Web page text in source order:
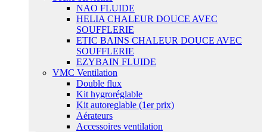
NAO FLUIDE
HELIA CHALEUR DOUCE AVEC
SOUFFLERIE
ETIC BAINS CHALEUR DOUCE AVEC
SOUFFLERIE
EZYBAIN FLUIDE
VMC Ventilation
Double flux
Kit hygroréglable
Kit autoreglable (1er prix)
Aérateurs
Accessoires ventilation